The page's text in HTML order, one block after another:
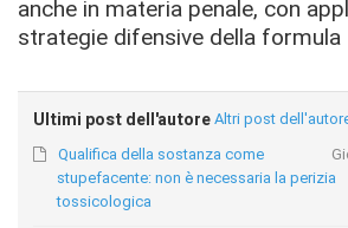
anche in materia penale, con
strategie difensive della formula
Ultimi post dell'autore Altri post
Qualifica della sostanza come
stupefacente: non è necessaria la perizia
tossicologica